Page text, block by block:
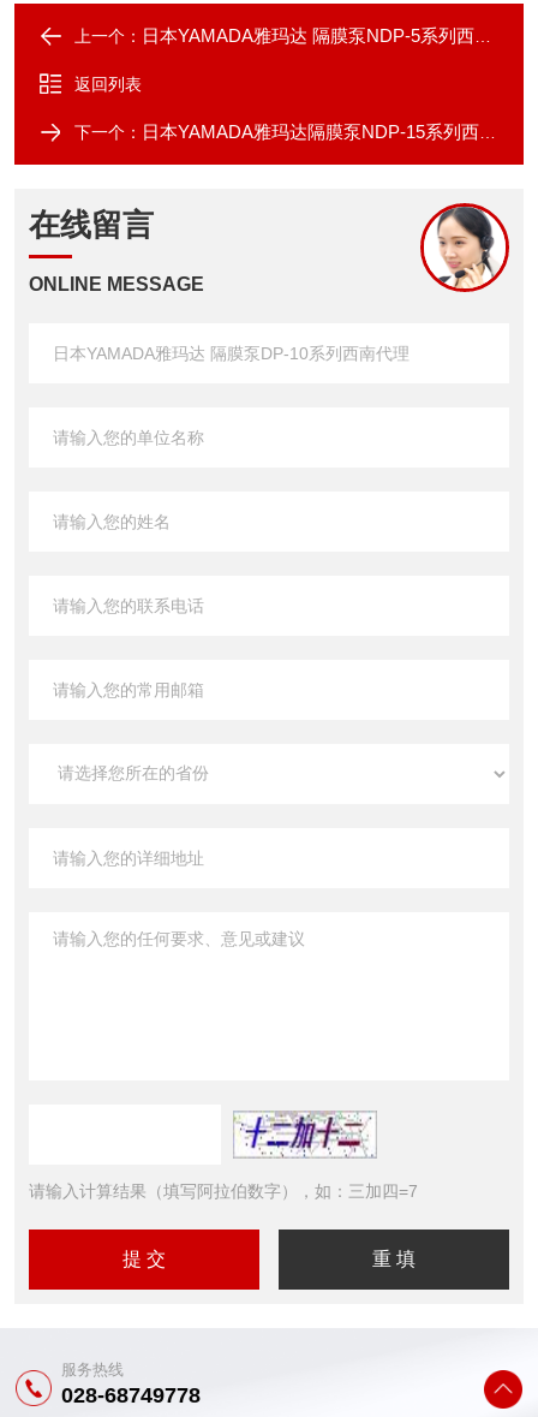
上一个： 日本YAMADA雅玛达 隔膜泵NDP-5系列西南代理
返回列表
下一个： 日本YAMADA雅玛达隔膜泵NDP-15系列西南代理
在线留言
ONLINE MESSAGE
请输入计算结果（填写阿拉伯数字），如：三加四=7
服务热线
028-68749778